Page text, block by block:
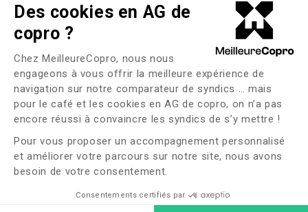
Des cookies en AG de
copro ?
Plateforme de Gestion du
Chez MeilleureCopro, nous nous
engageons à vous offrir la meilleure expérience de
navigation sur notre comparateur de syndics … mais
pour le café et les cookies en AG de copro, on n’a pas
encore réussi à convaincre les syndics de s’y mettre !
Pour vous proposer un accompagnement personnalisé
et améliorer votre parcours sur notre site, nous avons
besoin de votre consentement.
Consentements certifiés par
Axeptio consent
100%
Satisfaction des habitants
2 jours
Durée moyenne de Gestion d'une Réclamation